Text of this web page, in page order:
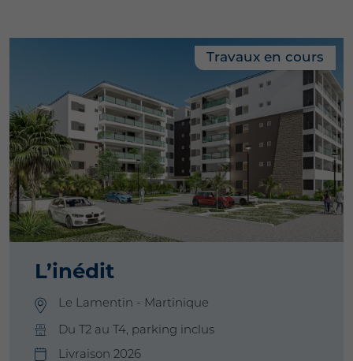
Travaux en cours
En savoir plus
L’inédit
Le Lamentin - Martinique
Du T2 au T4, parking inclus
Livraison 2026